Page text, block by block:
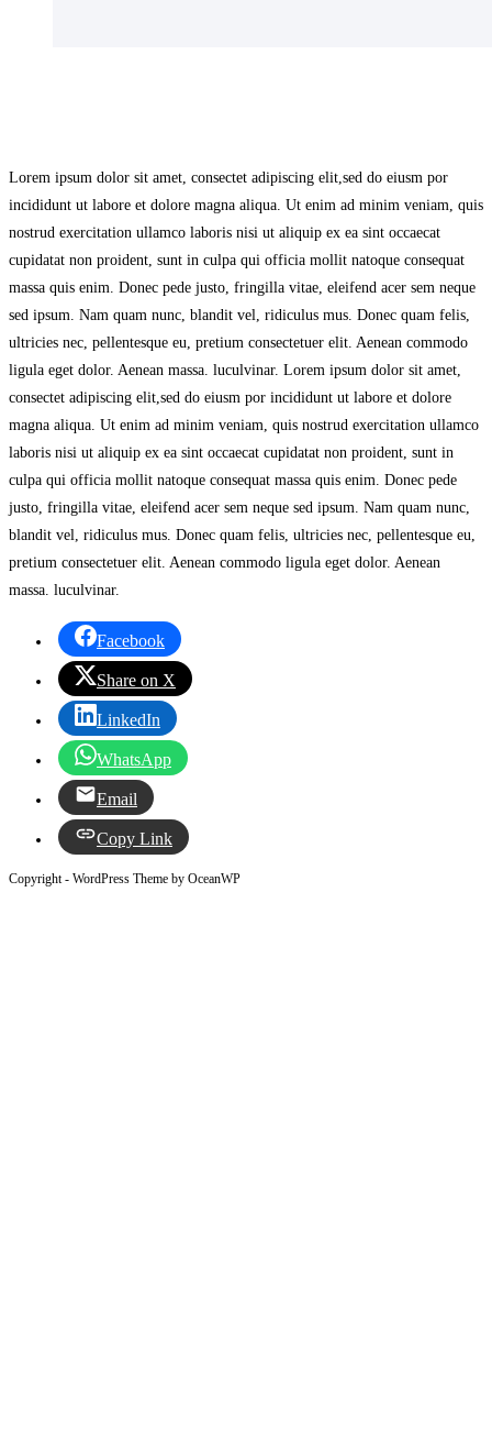
Lorem ipsum dolor sit amet, consectet adipiscing elit,sed do eiusm por
incididunt ut labore et dolore magna aliqua. Ut enim ad minim veniam, quis
nostrud exercitation ullamco laboris nisi ut aliquip ex ea sint occaecat
cupidatat non proident, sunt in culpa qui officia mollit natoque consequat
massa quis enim. Donec pede justo, fringilla vitae, eleifend acer sem neque
sed ipsum. Nam quam nunc, blandit vel, ridiculus mus. Donec quam felis,
ultricies nec, pellentesque eu, pretium consectetuer elit. Aenean commodo
ligula eget dolor. Aenean massa. luculvinar. Lorem ipsum dolor sit amet,
consectet adipiscing elit,sed do eiusm por incididunt ut labore et dolore
magna aliqua. Ut enim ad minim veniam, quis nostrud exercitation ullamco
laboris nisi ut aliquip ex ea sint occaecat cupidatat non proident, sunt in
culpa qui officia mollit natoque consequat massa quis enim. Donec pede
justo, fringilla vitae, eleifend acer sem neque sed ipsum. Nam quam nunc,
blandit vel, ridiculus mus. Donec quam felis, ultricies nec, pellentesque eu,
pretium consectetuer elit. Aenean commodo ligula eget dolor. Aenean
massa. luculvinar.
Facebook
Share on X
LinkedIn
WhatsApp
Email
Copy Link
Copyright - WordPress Theme by OceanWP